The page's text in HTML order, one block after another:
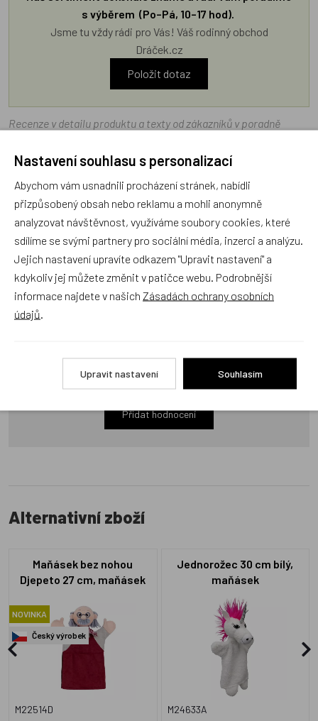
s výběrem (Po–Pá, 10–17 hod).
Jsme tu vždy rádi pro Vás! Váš rodinný obchod
Dráček.cz
Položit dotaz
Recenze v detailu produktu a texty od zákazníků v poradně
e-shopu Dráček.cz texty zákazníků předem neschvaluje ani
neověřuje.
Zatím zde nejsou žádné dotazy. Buďte první, kdo se zeptá!
Recenze
produkt ohodnotí!
Přidat hodnocení
Alternativní zboží
Maňásek bez nohou
Djepeto 27 cm, maňásek
NOVINKA
Český výrobek
M22514D
Jednorožec 30 cm bílý,
maňásek
M24633A
Nastavení souhlasu s personalizací
Abychom vám usnadnili procházení stránek, nabídli
přizpůsobený obsah nebo reklamu a mohli anonymně
analyzovat návštěvnost, využíváme soubory cookies, které
sdílíme se svými partnery pro sociální média, inzerci a analýzu.
Jejich nastavení upravíte odkazem "Upravit nastavení" a
kdykoliv jej můžete změnit v patičce webu. Podrobnější
informace najdete v našich Zásadách ochrany osobních
údajů
Upravit nastavení Souhlasím